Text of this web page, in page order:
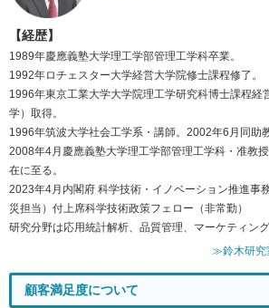
【経歴】
1989年慶應義塾大学理工学部管理工学科卒業。
1992年ロチェスター大学経営大学院修士課程修了。
1996年東京工業大学大学院理工学研究科博士課程経
学）取得。
1996年筑波大学社会工学系・講師。2002年6月同助教
2008年4月慶應義塾大学理工学部管理工学科・准教
在に至る。
2023年4月内閣府 科学技術・イノベーション推進事
災担当）付上席科学技術政策フェロー（非常勤）
研究分野は応用統計解析、品質管理、マーケティング
≫鈴木研究
顧客満足度について